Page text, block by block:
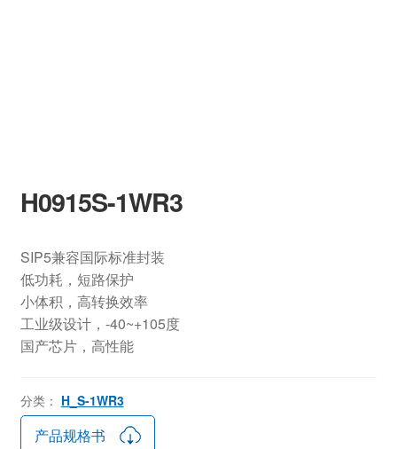
H0915S-1WR3
SIP5兼容国际标准封装
低功耗，短路保护
小体积，高转换效率
工业级设计，-40~+105度
国产芯片，高性能
分类： H_S-1WR3
产品规格书